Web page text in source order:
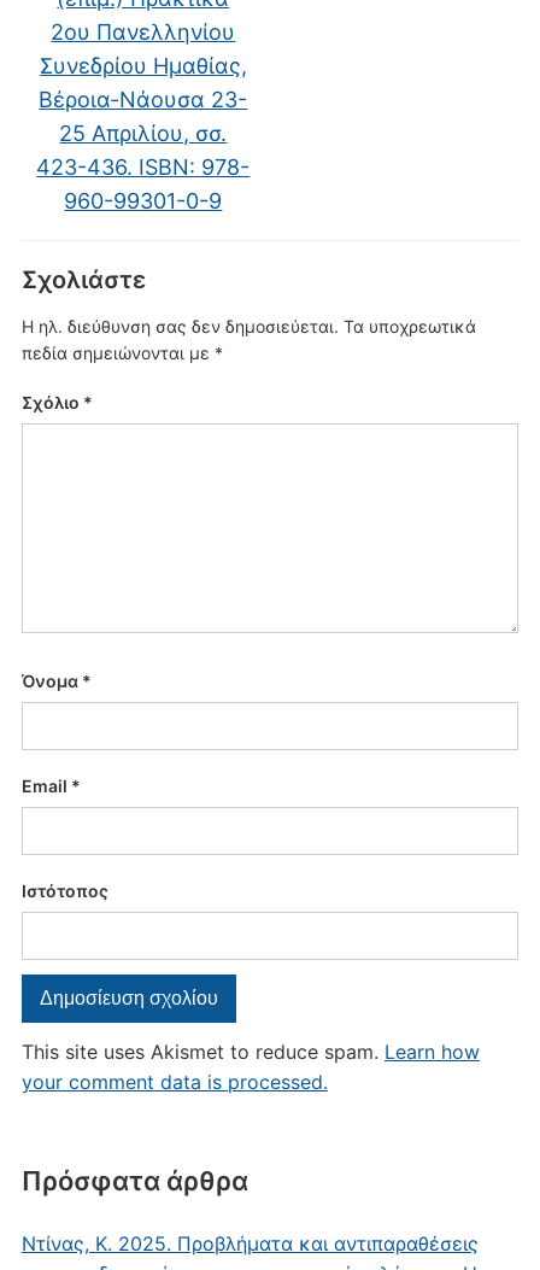
Πρόσφατα άρθρα
Ντίνας, Κ. 2025. Προβλήματα και αντιπαραθέσεις
2ου Πανελληνίου
Συνεδρίου Ημαθίας,
Βέροια-Νάουσα 23-
25 Απριλίου, σσ.
423-436. ISBN: 978-
960-99301-0-9
Σχολιάστε
Η ηλ. διεύθυνση σας δεν δημοσιεύεται. Τα υποχρεωτικά
πεδία σημειώνονται με *
Σχόλιο *
Όνομα *
Email *
Ιστότοπος
This site uses Akismet to reduce spam. Learn how
your comment data is processed.